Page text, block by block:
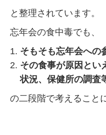
と整理されています。
忘年会の食中毒でも、
そもそも忘年会への
その食事が原因とい
状況、保健所の調査
の二段階で考えること